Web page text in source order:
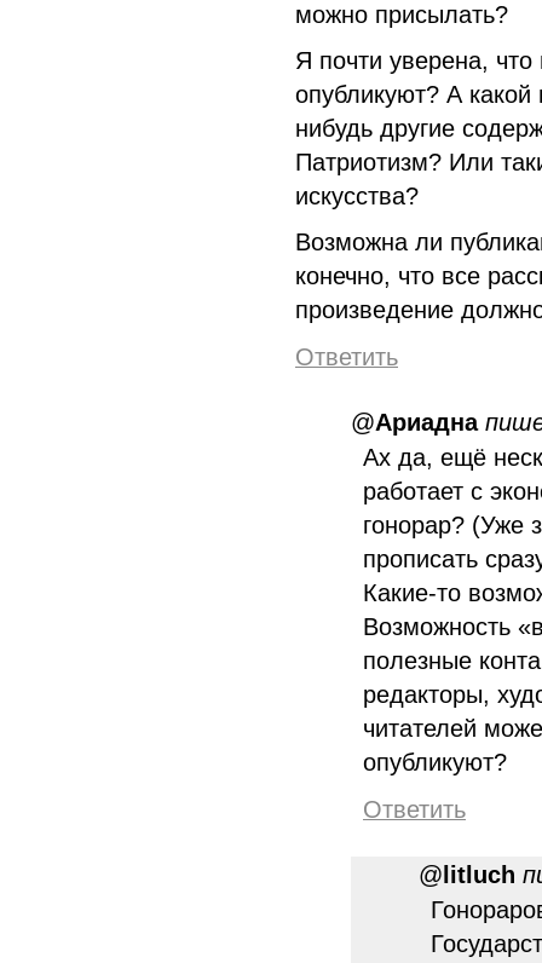
можно присылать?
Я почти уверена,
опубликуют? А какой
нибудь другие
Патриотизм? Или
искусства?
Возможна ли
конечно, что все
произведение
Ответить
@Ариадна
Ах да, ещё
работает с
гонорар? (Уже
прописать
Какие-то
Возможность
полезные
редакторы,
читателей
опубликуют?
Ответить
@ litluch